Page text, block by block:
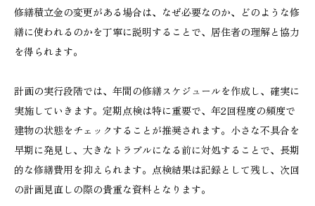
修繕積立金の変更がある場合は、なぜ必要なのか、どのような修
繕に使われるのかを丁寧に説明することで、居住者の理解と協力
を得られます。
計画の実行段階では、年間の修繕スケジュールを作成し、確実に
実施していきます。定期点検は特に重要で、年2回程度の頻度で
建物の状態をチェックすることが推奨されます。小さな不具合を
早期に発見し、大きなトラブルになる前に対処することで、長期
的な修繕費用を抑えられます。点検結果は記録として残し、次回
の計画見直しの際の貴重な資料となります。